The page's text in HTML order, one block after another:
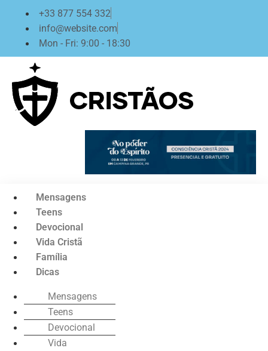
conteúdo
+33 877 554 332
info@website.com
Mon - Fri: 9:00 - 18:30
Mensagens
Teens
Devocional
Vida Cristã
Família
Dicas
Mensagens
Teens
Devocional
Vida